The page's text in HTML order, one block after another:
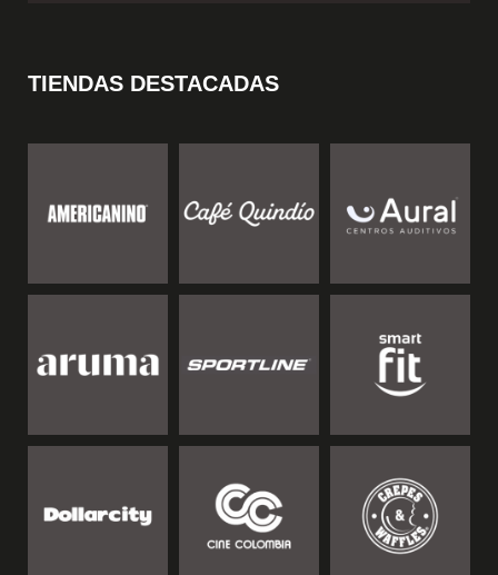
TIENDAS DESTACADAS